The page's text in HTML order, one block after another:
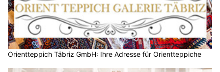
Orientteppich Täbriz GmbH: Ihre Adresse für Orientteppiche